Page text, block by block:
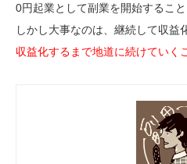
0円起業として副業を開始するこ
しかし大事なのは、継続して収益
収益化するまで地道に続けていく